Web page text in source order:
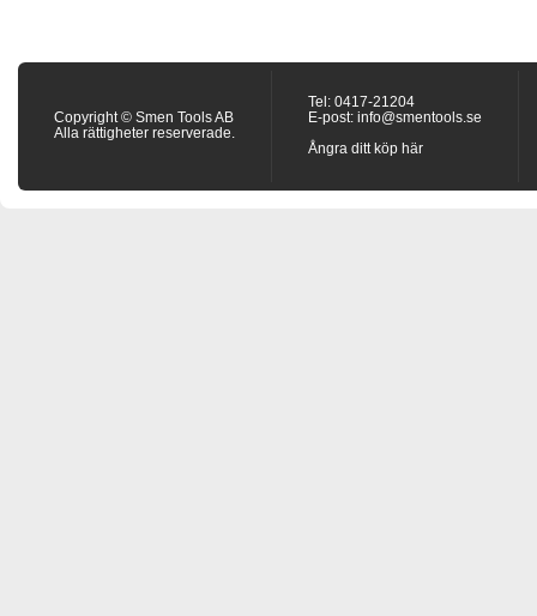
Copyright © Smen Tools AB
Alla rättigheter reserverade.
Tel: 0417-21204
E-post: info@smentools.se
Ångra ditt köp här